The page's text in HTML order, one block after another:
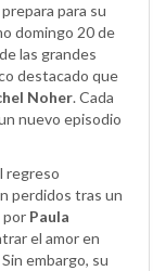
prepara para su
domingo 20 de
las grandes
destacado que
Noher. Cada
nuevo episodio
regreso
perdidos tras un
por Paula
el amor en
Sin embargo, su